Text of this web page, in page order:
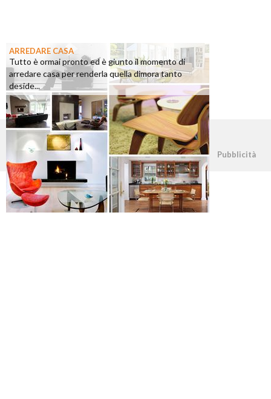
ARREDARE CASA
Tutto è ormai pronto ed è giunto il momento di
arredare casa per renderla quella dimora tanto
deside...
©2026 - casapratica.org - p.iva 03338800984 Pubblicità